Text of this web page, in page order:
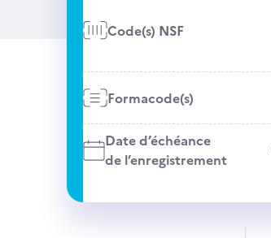
Code(s) NSF
Formacode(s)
Date d’échéance
de l’enregistrement